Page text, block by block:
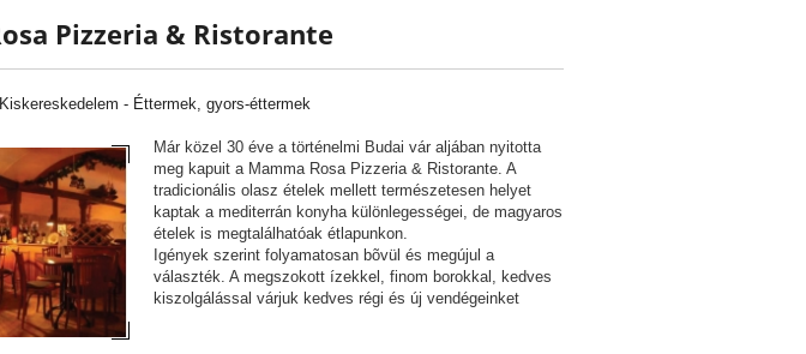
Pizzeria & Ristorante
Kiskereskedelem - Éttermek, gyors-éttermek
Már közel 30 éve a történelmi Budai vár aljában nyitotta
meg kapuit a Mamma Rosa Pizzeria & Ristorante. A
tradicionális olasz ételek mellett természetesen helyet
kaptak a mediterrán konyha különlegességei, de magyaros
ételek is megtalálhatóak étlapunkon.
Igények szerint folyamatosan bõvül és megújul a
választék. A megszokott ízekkel, finom borokkal, kedves
kiszolgálással várjuk kedves régi és új vendégeinket